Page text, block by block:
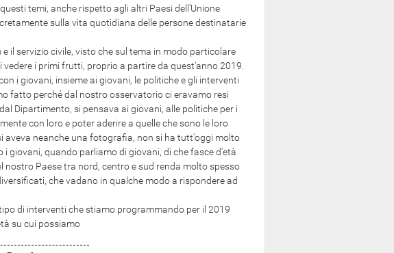
temi, anche rispetto agli altri Paesi dell'Unione
sulla vita quotidiana delle persone destinatarie
servizio civile, visto che sul tema in modo particolare
i primi frutti, proprio a partire da quest'anno 2019.
giovani, insieme ai giovani, le politiche e gli interventi
fatto perché dal nostro osservatorio ci eravamo resi
Dipartimento, si pensava ai giovani, alle politiche per i
con loro e poter aderire a quelle che sono le loro
aveva neanche una fotografia, non si ha tutt'oggi molto
giovani, quando parliamo di giovani, di che fasce d'età
Paese tra nord, centro e sud renda molto spesso
che vadano in qualche modo a rispondere ad
di interventi che stiamo programmando per il 2019
su cui possiamo